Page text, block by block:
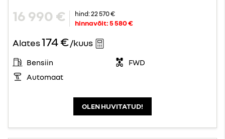
16 990 € hind:22 570 €
hinnavõit:5 580 €
Alates174 €/kuus
Bensiin
FWD
Automaat
OLEN HUVITATUD!